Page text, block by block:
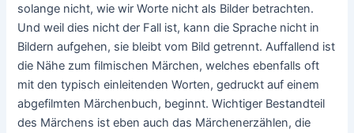
solange nicht, wie wir Worte nicht als Bilder betrachten.
Und weil dies nicht der Fall ist, kann die Sprache nicht in
Bildern aufgehen, sie bleibt vom Bild getrennt. Auffallend ist
die Nähe zum filmischen Märchen, welches ebenfalls oft
mit den typisch einleitenden Worten, gedruckt auf einem
abgefilmten Märchenbuch, beginnt. Wichtiger Bestandteil
des Märchens ist eben auch das Märchenerzählen, die